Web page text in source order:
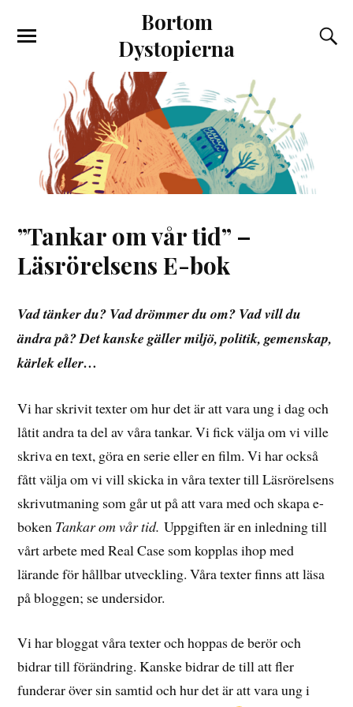
Bortom
Dystopierna
”Tankar om vår tid” –
Läsrörelsens E-bok
Vad tänker du? Vad drömmer du om? Vad vill du
ändra på? Det kanske gäller miljö, politik, gemenskap,
kärlek eller…
Vi har skrivit texter om hur det är att vara ung i dag och
låtit andra ta del av våra tankar. Vi fick välja om vi ville
skriva en text, göra en serie eller en film. Vi har också
fått välja om vi vill skicka in våra texter till Läsrörelsens
skrivutmaning som går ut på att vara med och skapa e-
boken Tankar om vår tid. Uppgiften är en inledning till
vårt arbete med Real Case som kopplas ihop med
lärande för hållbar utveckling. Våra texter finns att läsa
på bloggen; se undersidor.
Vi har bloggat våra texter och hoppas de berör och
bidrar till förändring. Kanske bidrar de till att fler
funderar över sin samtid och hur det är att vara ung i